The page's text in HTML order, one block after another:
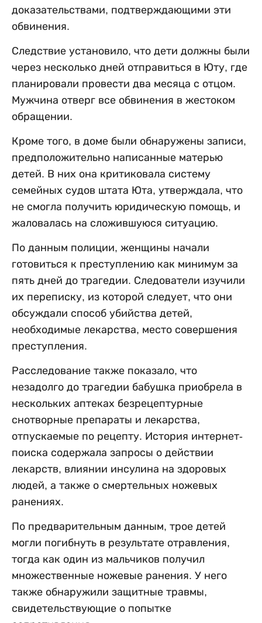
доказательствами, подтверждающими эти
обвинения.
Следствие установило, что дети должны были
через несколько дней отправиться в Юту, где
планировали провести два месяца с отцом.
Мужчина отверг все обвинения в жестоком
обращении.
Кроме того, в доме были обнаружены записи,
предположительно написанные матерью
детей. В них она критиковала систему
семейных судов штата Юта, утверждала, что
не смогла получить юридическую помощь, и
жаловалась на сложившуюся ситуацию.
По данным полиции, женщины начали
готовиться к преступлению как минимум за
пять дней до трагедии. Следователи изучили
их переписку, из которой следует, что они
обсуждали способ убийства детей,
необходимые лекарства, место совершения
преступления.
Расследование также показало, что
незадолго до трагедии бабушка приобрела в
нескольких аптеках безрецептурные
снотворные препараты и лекарства,
отпускаемые по рецепту. История интернет-
поиска содержала запросы о действии
лекарств, влиянии инсулина на здоровых
людей, а также о смертельных ножевых
ранениях.
По предварительным данным, трое детей
могли погибнуть в результате отравления,
тогда как один из мальчиков получил
множественные ножевые ранения. У него
также обнаружили защитные травмы,
свидетельствующие о попытке